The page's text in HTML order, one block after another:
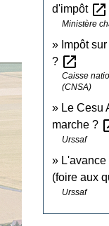
d'impôt open_in_new
Ministère
Impôt
? open_in_new
Caisse
(CNSA)
Le Cesu
marche ?
Urssaf
(foire aux
Urssaf